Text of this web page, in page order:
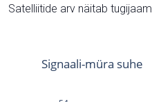
Satelliitide arv näitab